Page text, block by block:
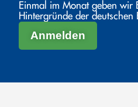
Einmal im Monat geben wir
Hintergründe der deutschen
Anmelden